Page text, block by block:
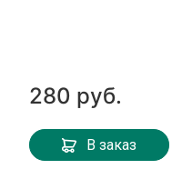
280 руб.
В заказ